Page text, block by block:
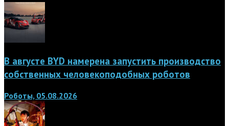
В августе BYD намерена запустить производство
собственных человекоподобных роботов
Роботы, 05.08.2026